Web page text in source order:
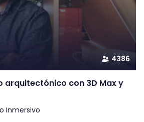
4386
arquitectónico con 3D Max y
Inmersivo